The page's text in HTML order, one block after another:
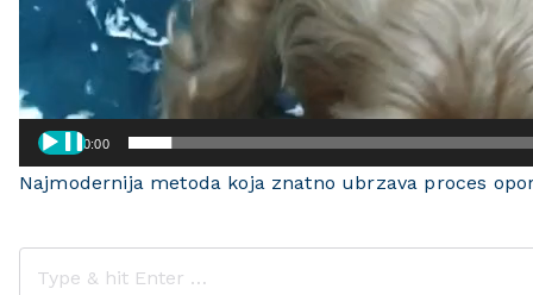
00:00
Najmodernija metoda koja znatno ubrzava proces